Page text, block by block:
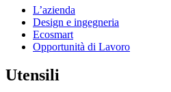
L’azienda
Design e ingegneria
Ecosmart
Opportunità di Lavoro
Utensili